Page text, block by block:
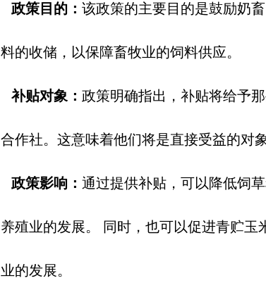
政策目的： 该政策的主要目的是鼓励奶
料的收储，以保障畜牧业的饲料供应。
补贴对象： 政策明确指出，补贴将给予
合作社。这意味着他们将是直接受益的对象
政策影响： 通过提供补贴，可以降低饲
养殖业的发展。 同时，也可以促进青贮玉
业的发展。